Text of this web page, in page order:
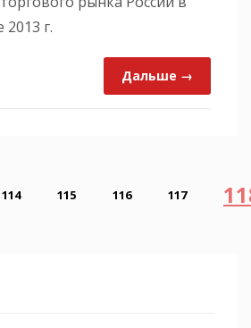
г.
Дальше →
114 115 116 117